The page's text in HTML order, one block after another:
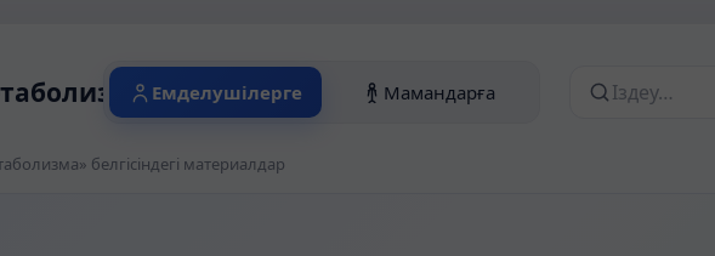
белгісіндегі материалдар
Емделушілерге Мамандарға Сайттан іздеу
белгісіндегі материалдар